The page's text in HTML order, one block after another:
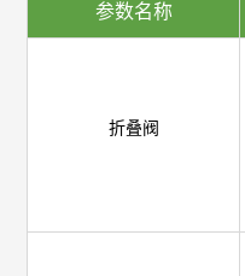
参数名称
折叠阀